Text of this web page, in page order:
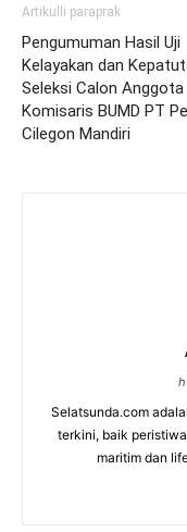
Artikulli paraprak
Pengumuman Hasil Uji
Kelayakan dan
Seleksi Calon Anggota
Komisaris BUMD PT
Cilegon Mandiri
Selatsunda.com
terkini, baik
maritim dan